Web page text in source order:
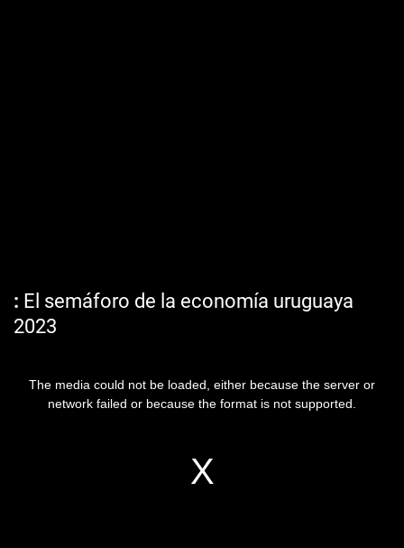
El semáforo de la economía uruguaya
2023
The media could not be loaded, either because the server or
network failed or because the format is not supported.